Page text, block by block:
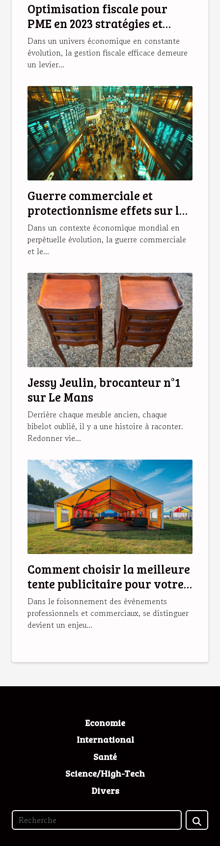
Optimisation fiscale pour
PME en 2023 stratégies et
avantages méconnus
Dans un univers économique en constante
évolution, la gestion fiscale efficace demeure
un levier...
Guerre commerciale et
protectionnisme effets sur les
marchés émergents en 2023
Dans un contexte économique mondial en
perpétuelle évolution, la guerre commerciale
et le...
Jessy Jeulin, brocanteur n°1
sur Le Mans
Derrière chaque meuble ancien, chaque
bibelot oublié, il y a une histoire à raconter.
Redonner vie...
Comment choisir la meilleure
tente publicitaire pour votre
événement
Dans le foisonnement des événements
professionnels et commerciaux, se distinguer
devient un enjeu...
Economie
International
Santé
Science/High-Tech
Divers